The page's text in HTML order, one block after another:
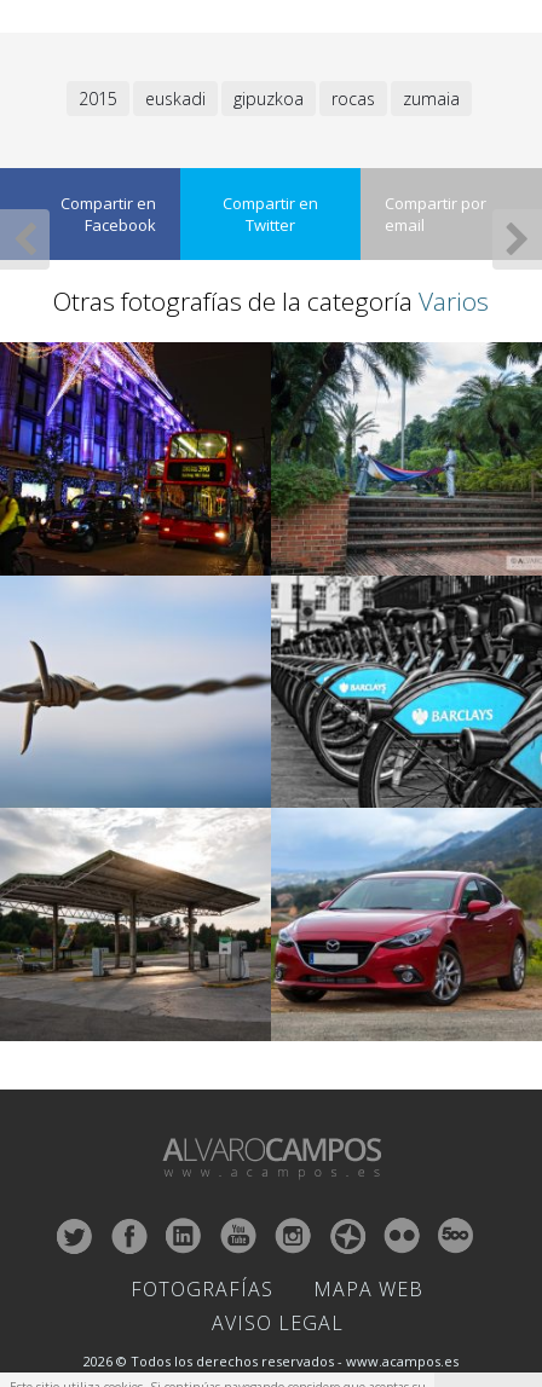
2015 euskadi gipuzkoa rocas zumaia
Compartir en
Facebook
Compartir en
Twitter
Compartir por
email
Otras fotografías de la categoría Varios
FOTOGRAFÍAS
MAPA WEB
AVISO LEGAL
2026 © Todos los derechos reservados - www.acampos.es